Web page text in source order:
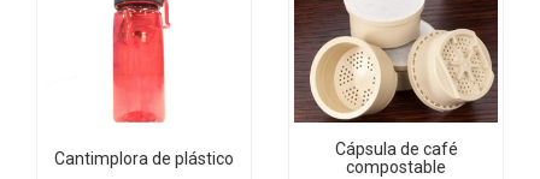
Cantimplora de plástico
Cápsula de café
compostable